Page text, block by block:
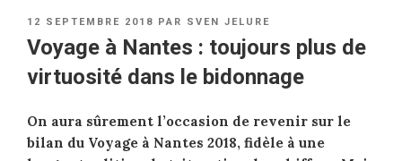
PUBLIÉ
LE
12 SEPTEMBRE 2018 PAR SVEN JELURE
Voyage à Nantes : toujours plus de
virtuosité dans le bidonnage
On aura sûrement l’occasion de revenir sur le
bilan du Voyage à Nantes 2018, fidèle à une